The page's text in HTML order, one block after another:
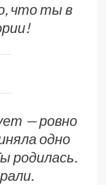
что ты в
— ровно
одно
родилась.